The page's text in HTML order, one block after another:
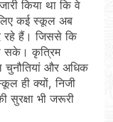
किया था कि वे
कई स्कूल अब
रहे हैं। जिससे कि
सके। कृत्रिम
चुनौतियां और अधिक
ही क्यों, निजी
सुरक्षा भी जरूरी